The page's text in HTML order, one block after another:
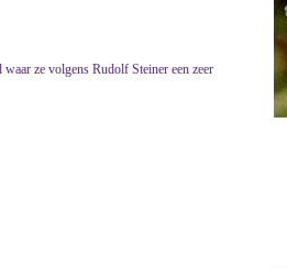
ze volgens Rudolf Steiner een zeer